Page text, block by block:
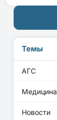
Темы
АГС
Медицина
Новости